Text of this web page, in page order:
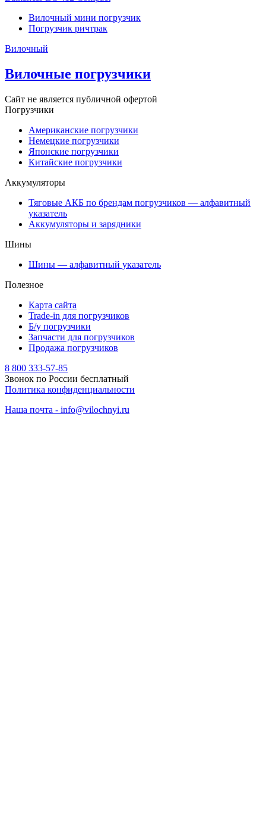
Вилочный мини погрузчик
Погрузчик ричтрак
Вилочный
Вилочные погрузчики
Сайт не является публичной офертой
Погрузчики
Американские погрузчики
Немецкие погрузчики
Японские погрузчики
Китайские погрузчики
Аккумуляторы
Тяговые АКБ по брендам погрузчиков — алфавитный
указатель
Аккумуляторы и зарядники
Шины
Шины — алфавитный указатель
Полезное
Карта сайта
Trade-in для погрузчиков
Б/у погрузчики
Запчасти для погрузчиков
Продажа погрузчиков
8 800 333-57-85
Звонок по России бесплатный
Политика конфиденциальности
Наша почта - info@vilochnyi.ru